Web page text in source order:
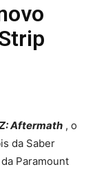
Aftermath , o
da Saber
Paramount